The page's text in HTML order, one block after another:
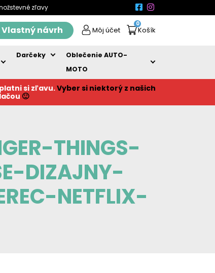
zľavy
Vlastný návrh Môj účet
0
Košík
Darčeky
Oblečenie AUTO-
MOTO
si zľavu.Vyber si niektorý z našich
🙂
THINGS-
DIZAJNY-
NETFLIX-